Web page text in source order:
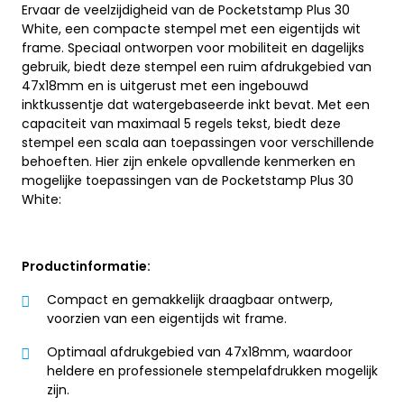
Ervaar de veelzijdigheid van de Pocketstamp Plus 30
White, een compacte stempel met een eigentijds wit
frame. Speciaal ontworpen voor mobiliteit en dagelijks
gebruik, biedt deze stempel een ruim afdrukgebied van
47x18mm en is uitgerust met een ingebouwd
inktkussentje dat watergebaseerde inkt bevat. Met een
capaciteit van maximaal 5 regels tekst, biedt deze
stempel een scala aan toepassingen voor verschillende
behoeften. Hier zijn enkele opvallende kenmerken en
mogelijke toepassingen van de Pocketstamp Plus 30
White:
Productinformatie:
Compact en gemakkelijk draagbaar ontwerp,
voorzien van een eigentijds wit frame.
Optimaal afdrukgebied van 47x18mm, waardoor
heldere en professionele stempelafdrukken mogelijk
zijn.